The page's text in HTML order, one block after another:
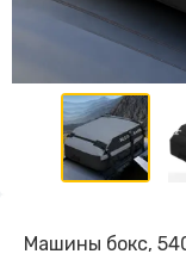
Машины бoкс,